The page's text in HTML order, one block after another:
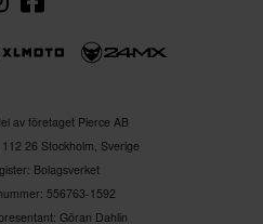
av företaget Pierce AB
26 Stockholm, Sverige
Bolagsverket
556763-1592
Göran Dahlin